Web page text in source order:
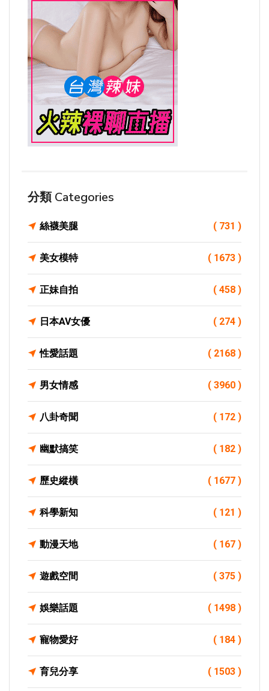
分類 Categories
絲襪美腿 ( 731 )
美女模特 ( 1673 )
正妹自拍 ( 458 )
日本AV女優 ( 274 )
性愛話題 ( 2168 )
男女情感 ( 3960 )
八卦奇聞 ( 172 )
幽默搞笑 ( 182 )
歷史縱橫 ( 1677 )
科學新知 ( 121 )
動漫天地 ( 167 )
遊戲空間 ( 375 )
娛樂話題 ( 1498 )
寵物愛好 ( 184 )
育兒分享 ( 1503 )